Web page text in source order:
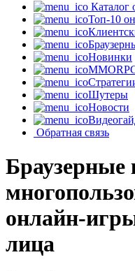
Каталог
Топ-10
Новинки
Шутеры
Новости
Обратная связь
Браузерные
онлайн-
лица